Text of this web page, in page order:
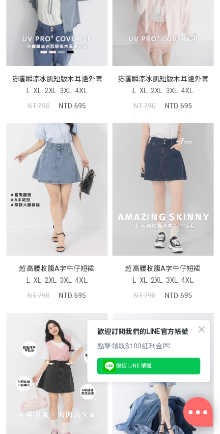
防曬瞬涼冰肌短版木耳邊外套
L XL 2XL 3XL 4XL
NT.790
NTD.695
防曬瞬涼冰肌短版木耳邊外套
L XL 2XL 3XL 4XL
NT.790
NTD.695
超高腰收腹A字牛仔短裙
L XL 2XL 3XL 4XL
NT.790
NTD.695
超高腰收腹A字牛仔短裙
L XL 2XL 3XL 4XL
NT.790
NTD.695
歡迎訂閱我們的LINE官方帳號
點擊領取$100紅利金💌
連結 LINE 帳號